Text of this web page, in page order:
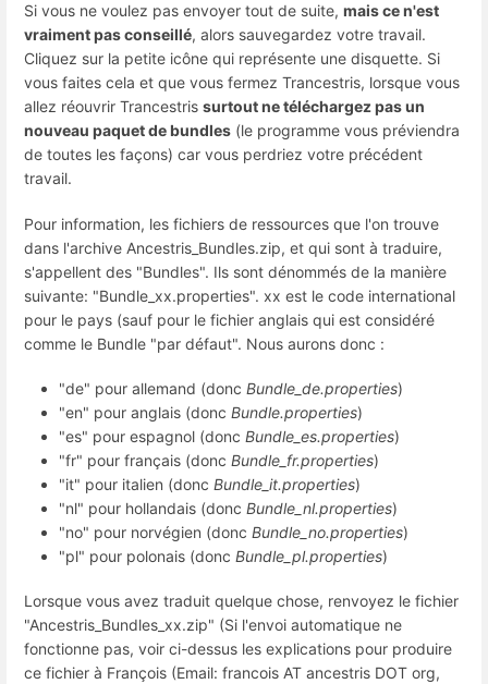
Si vous ne voulez pas envoyer tout de suite, mais ce n'est
vraiment pas conseillé, alors sauvegardez votre travail.
Cliquez sur la petite icône qui représente une disquette. Si
vous faites cela et que vous fermez Trancestris, lorsque vous
allez réouvrir Trancestris surtout ne téléchargez pas un
nouveau paquet de bundles (le programme vous préviendra
de toutes les façons) car vous perdriez votre précédent
travail.
Pour information, les fichiers de ressources que l'on trouve
dans l'archive Ancestris_Bundles.zip, et qui sont à traduire,
s'appellent des "Bundles". Ils sont dénommés de la manière
suivante: "Bundle_xx.properties". xx est le code international
pour le pays (sauf pour le fichier anglais qui est considéré
comme le Bundle "par défaut". Nous aurons donc :
"de" pour allemand (donc Bundle_de.properties)
"en" pour anglais (donc Bundle.properties)
"es" pour espagnol (donc Bundle_es.properties)
"fr" pour français (donc Bundle_fr.properties)
"it" pour italien (donc Bundle_it.properties)
"nl" pour hollandais (donc Bundle_nl.properties)
"no" pour norvégien (donc Bundle_no.properties)
"pl" pour polonais (donc Bundle_pl.properties)
Lorsque vous avez traduit quelque chose, renvoyez le fichier
"Ancestris_Bundles_xx.zip" (Si l'envoi automatique ne
fonctionne pas, voir ci-dessus les explications pour produire
ce fichier à François (Email: francois AT ancestris DOT org,